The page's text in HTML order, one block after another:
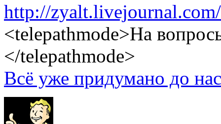
http://
<telepathmode>На
</telepathmode>
Всё уже придумано до